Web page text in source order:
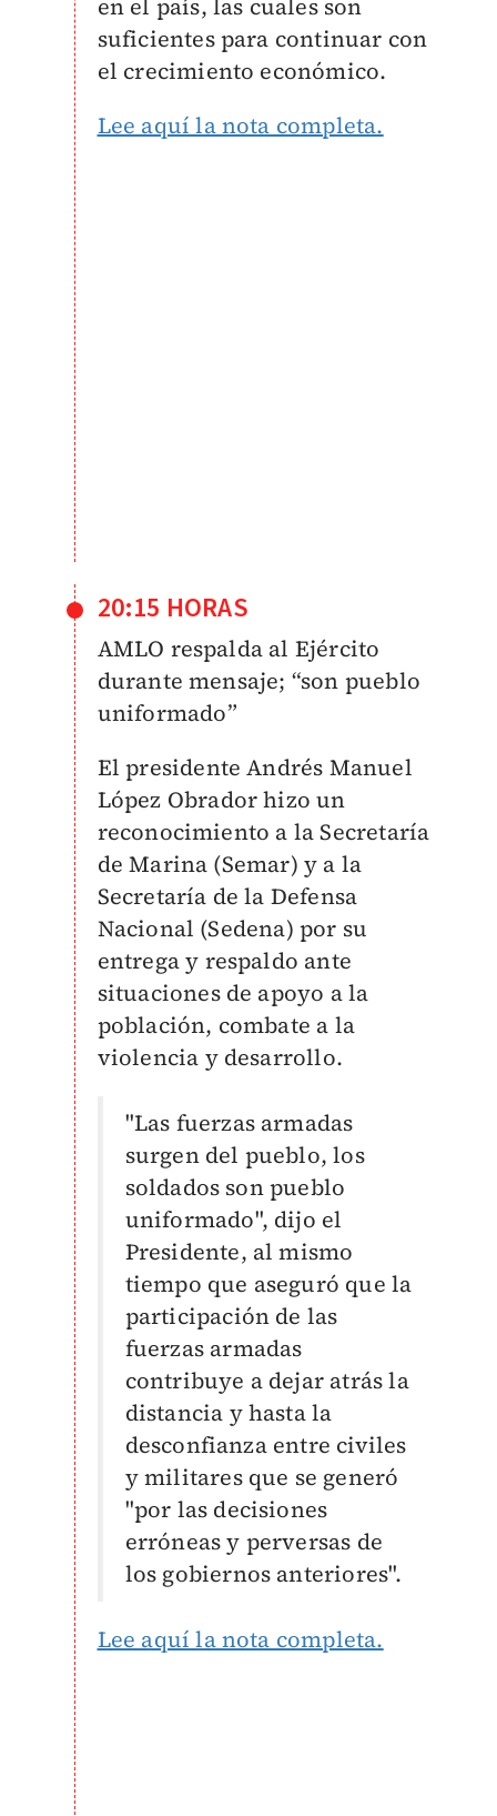
en el país, las cuales son
suficientes para continuar con
el crecimiento económico.
Lee aquí la nota completa.
20:15 HORAS
AMLO respalda al Ejército
durante mensaje; “son pueblo
uniformado”
El presidente Andrés Manuel
López Obrador hizo un
reconocimiento a la Secretaría
de Marina (Semar) y a la
Secretaría de la Defensa
Nacional (Sedena) por su
entrega y respaldo ante
situaciones de apoyo a la
población, combate a la
violencia y desarrollo.
"Las fuerzas armadas
surgen del pueblo, los
soldados son pueblo
uniformado", dijo el
Presidente, al mismo
tiempo que aseguró que la
participación de las
fuerzas armadas
contribuye a dejar atrás la
distancia y hasta la
desconfianza entre civiles
y militares que se generó
"por las decisiones
erróneas y perversas de
los gobiernos anteriores".
Lee aquí la nota completa.